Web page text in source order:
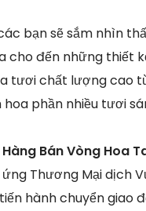
bạn sẽ sắm nhìn
cho đến những thiết
tươi chất lượng cao
phần nhiều tươi
Bán Vòng Hoa
Thương Mại dịch
hành chuyển giao